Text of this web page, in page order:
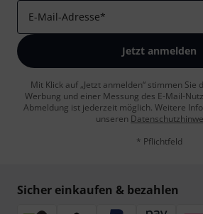
E-Mail-Adresse*
Jetzt anmelden
Mit Klick auf „Jetzt anmelden“ stimmen Sie
Werbung und einer Messung des E-Mail-
Abmeldung ist jederzeit möglich. Weitere
unseren
* Pflichtfeld
Sicher einkaufen & bezahlen